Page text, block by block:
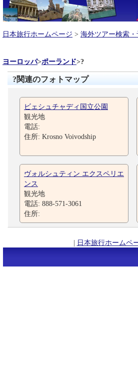
日本旅行ホームページ > 海外ツアー検索・
ヨーロッパ>ポーランド>?
?関連のフォトマップ
ビェシュチャディ国立公園
観光地
電話:
住所: Krosno Voivodship
ヴォルシュティン エクスペリエ
ンス
観光地
電話: 888-571-3061
住所:
| 日本旅行ホームペ